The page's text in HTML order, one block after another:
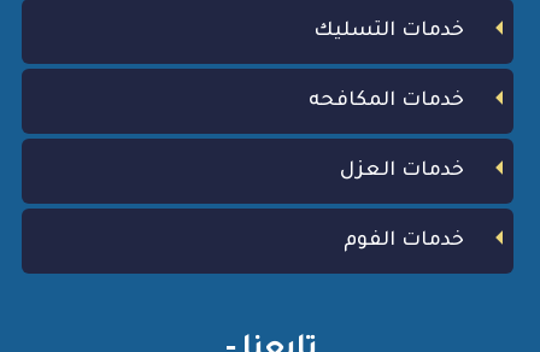
خدمات التسليك
خدمات المكافحه
خدمات العزل
خدمات الفوم